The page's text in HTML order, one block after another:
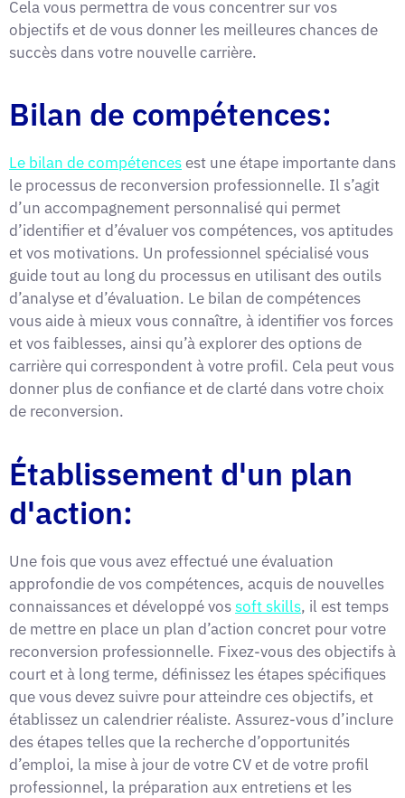
Cela vous permettra de vous concentrer sur vos
objectifs et de vous donner les meilleures chances de
succès dans votre nouvelle carrière.
Bilan de compétences:
Le bilan de compétencesest une étape importante dans
le processus de reconversion professionnelle. Il s’agit
d’un accompagnement personnalisé qui permet
d’identifier et d’évaluer vos compétences, vos aptitudes
et vos motivations. Un professionnel spécialisé vous
guide tout au long du processus en utilisant des outils
d’analyse et d’évaluation. Le bilan de compétences
vous aide à mieux vous connaître, à identifier vos forces
et vos faiblesses, ainsi qu’à explorer des options de
carrière qui correspondent à votre profil. Cela peut vous
donner plus de confiance et de clarté dans votre choix
de reconversion.
Établissement d'un plan
d'action:
Une fois que vous avez effectué une évaluation
approfondie de vos compétences, acquis de nouvelles
connaissances et développé vossoft skills, il est temps
de mettre en place un plan d’action concret pour votre
reconversion professionnelle. Fixez-vous des objectifs à
court et à long terme, définissez les étapes spécifiques
que vous devez suivre pour atteindre ces objectifs, et
établissez un calendrier réaliste. Assurez-vous d’inclure
des étapes telles que la recherche d’opportunités
d’emploi, la mise à jour de votre CV et de votre profil
professionnel, la préparation aux entretiens et les